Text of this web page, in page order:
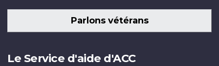
Parlons vétérans
Le Service d'aide d'ACC